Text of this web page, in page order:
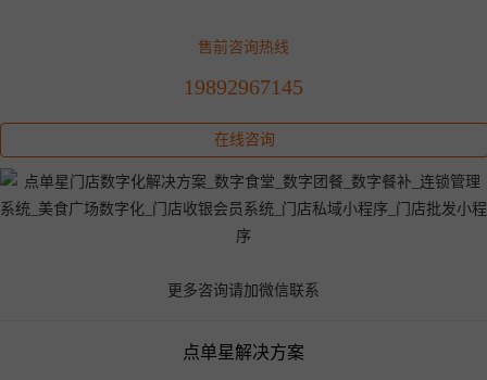
售前咨询热线
19892967145
在线咨询
更多咨询请加微信联系
点单星解决方案